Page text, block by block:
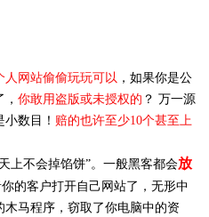
人网站偷偷玩玩可以 ，如果你是公
你敢用盗版或未授权的 ？ 万一源
数目！ 赔的也许至少10个甚至上
上不会掉馅饼”。一般黑客都会放
的客户打开自己网站了，无形中
木马程序，窃取了你电脑中的资